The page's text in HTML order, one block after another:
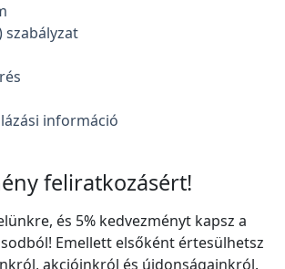
szabályzat
információ
feliratkozásért!
és 5% kedvezményt kapsz a
Emellett elsőként értesülhetsz
akcióinkról és újdonságainkról.